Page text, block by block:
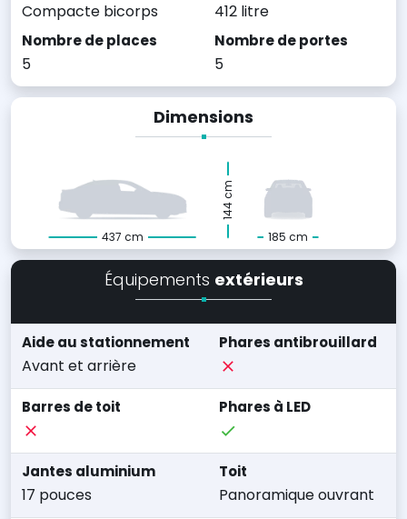
Compacte bicorps 412 litre
Nombre de places
5
Nombre de portes
5
Dimensions
437 cm 185 cm
144 cm
Équipements extérieurs
Aide au stationnement
Avant et arrière
Phares antibrouillard
Barres de toit Phares à LED
Jantes aluminium
17 pouces
Toit
Panoramique ouvrant